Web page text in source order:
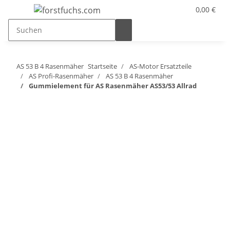
0,00 €
AS 53 B 4 Rasenmäher Startseite
AS-Motor Ersatzteile
AS Profi-Rasenmäher
AS 53 B 4 Rasenmäher
Gummielement für AS Rasenmäher AS53/53 Allrad